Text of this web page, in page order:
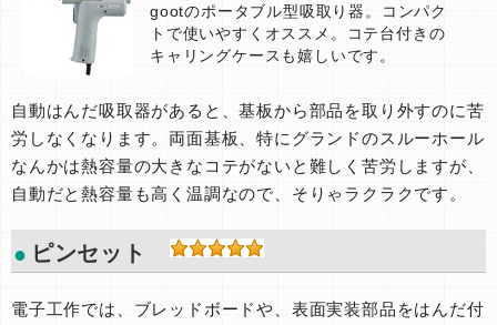
gootのポータブル型吸取り器。コンパク
トで使いやすくオススメ。コテ台付きの
キャリングケースも嬉しいです。
自動はんだ吸取器があると、基板から部品を取り外すのに苦
労しなくなります。両面基板、特にグランドのスルーホール
なんかは熱容量の大きなコテがないと難しく苦労しますが、
自動だと熱容量も高く温調なので、そりゃラクラクです。
ピンセット
電子工作では、ブレッドボードや、表面実装部品をはんだ付